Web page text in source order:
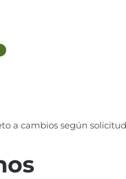
a cambios según